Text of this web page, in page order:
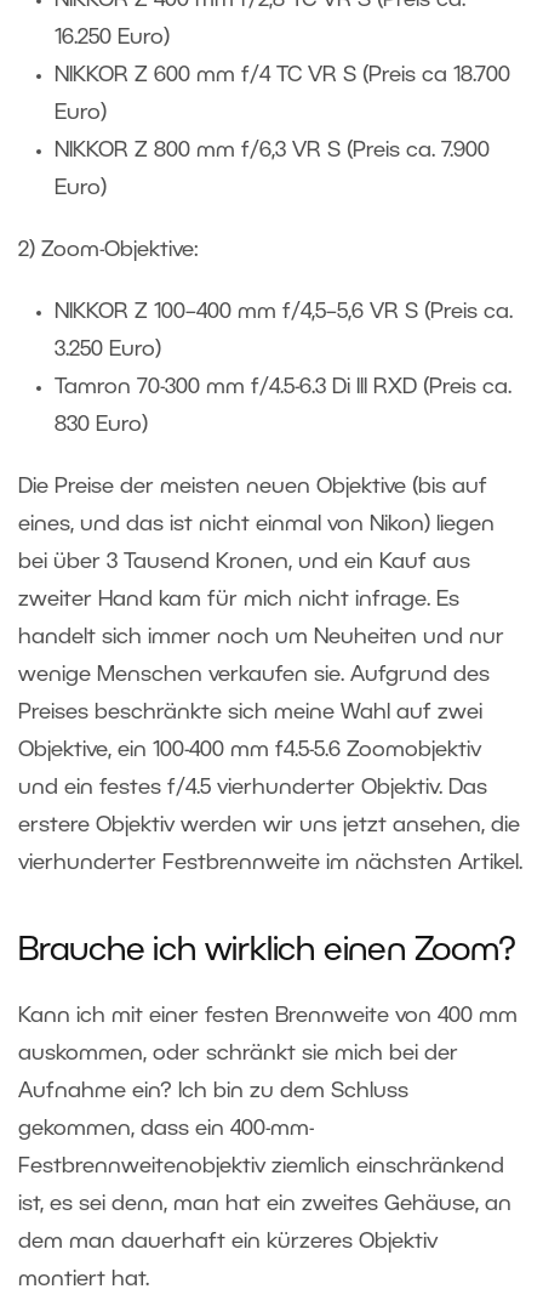
16.250 Euro)
NIKKOR Z 600 mm f/4 TC VR S (Preis ca 18.700
Euro)
NIKKOR Z 800 mm f/6,3 VR S (Preis ca. 7.900
Euro)
2) Zoom-Objektive:
NIKKOR Z 100–400 mm f/4,5–5,6 VR S (Preis ca.
3.250 Euro)
Tamron 70-300 mm f/4.5-6.3 Di III RXD (Preis ca.
830 Euro)
Die Preise der meisten neuen Objektive (bis auf
eines, und das ist nicht einmal von Nikon) liegen
bei über 3 Tausend Kronen, und ein Kauf aus
zweiter Hand kam für mich nicht infrage. Es
handelt sich immer noch um Neuheiten und nur
wenige Menschen verkaufen sie. Aufgrund des
Preises beschränkte sich meine Wahl auf zwei
Objektive, ein 100-400 mm f4.5-5.6 Zoomobjektiv
und ein festes f/4.5 vierhunderter Objektiv. Das
erstere Objektiv werden wir uns jetzt ansehen, die
vierhunderter Festbrennweite im nächsten Artikel.
Brauche ich wirklich einen Zoom?
Kann ich mit einer festen Brennweite von 400 mm
auskommen, oder schränkt sie mich bei der
Aufnahme ein? Ich bin zu dem Schluss
gekommen, dass ein 400-mm-
Festbrennweitenobjektiv ziemlich einschränkend
ist, es sei denn, man hat ein zweites Gehäuse, an
dem man dauerhaft ein kürzeres Objektiv
montiert hat.